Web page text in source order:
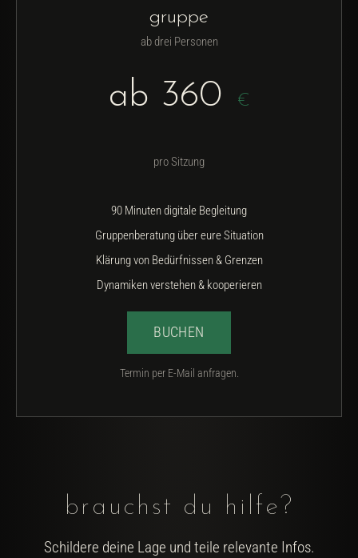
gruppe
ab drei Personen
ab 360 €
pro Sitzung
90 Minuten digitale Begleitung
Gruppenberatung über eure Situation
Klärung von Bedürfnissen & Grenzen
Dynamiken verstehen & kooperieren
BUCHEN
Termin per E-Mail anfragen.
brauchst du hilfe?
Schildere deine Lage und teile relevante Infos.